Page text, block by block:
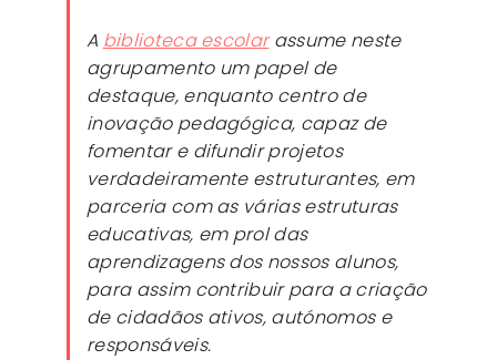
A biblioteca escolarassume neste
agrupamento um papel de
destaque, enquanto centro de
inovação pedagógica, capaz de
fomentar e difundir projetos
verdadeiramente estruturantes, em
parceria com as várias estruturas
educativas, em prol das
aprendizagens dos nossos alunos,
para assim contribuir para a criação
de cidadãos ativos, autónomos e
responsáveis.